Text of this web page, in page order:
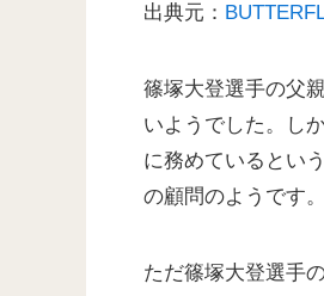
出典元：
篠塚大登選手の父
いようでした。し
に務めているとい
の顧問のようです。
ただ篠塚大登選手